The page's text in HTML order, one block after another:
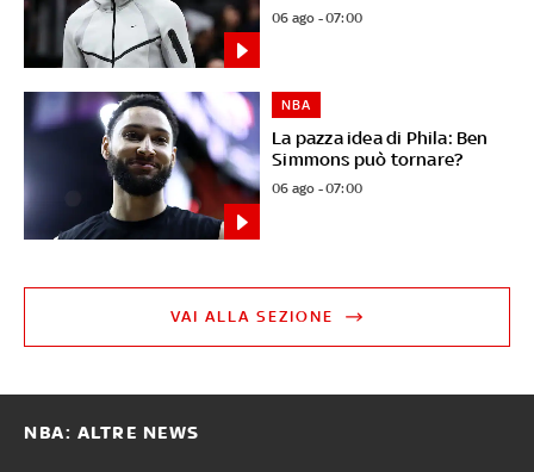
06 ago - 07:00
La pazza idea di Phila: Ben
Simmons può tornare?
NBA
06 ago - 07:00
VAI ALLA SEZIONE
NBA: ALTRE NEWS